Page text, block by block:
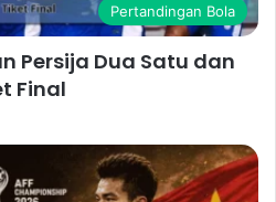
Pertandingan Bola
Persija Dua Satu dan
Final